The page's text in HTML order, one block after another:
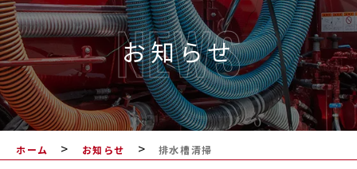
お知らせ
NEWS
ホーム > お知らせ > 排水槽清掃